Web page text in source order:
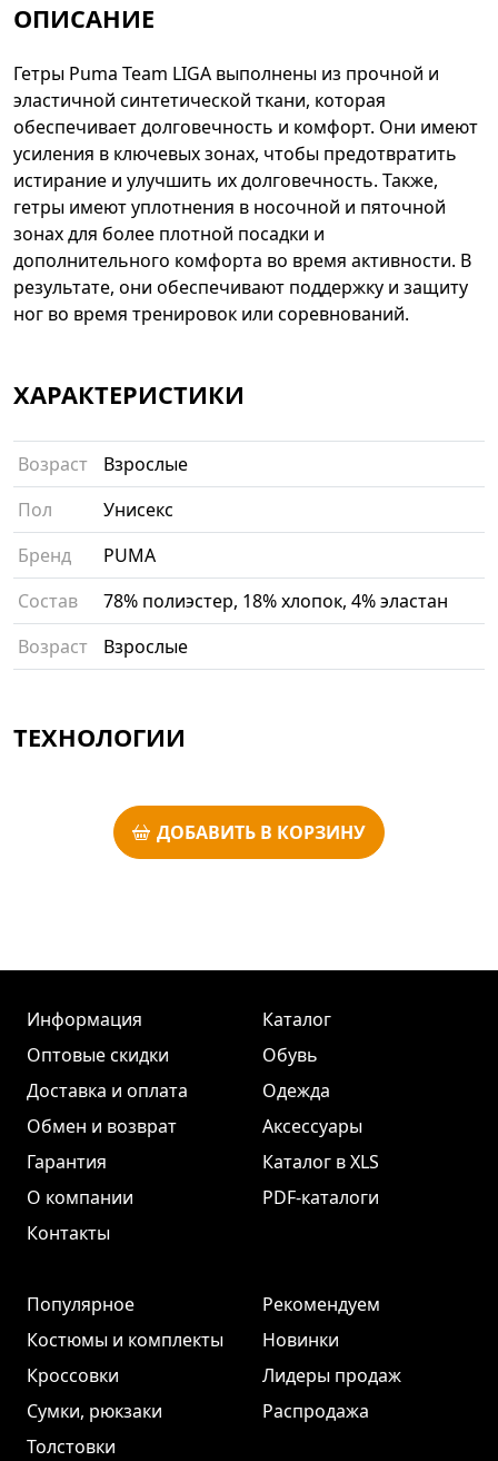
ОПИСАНИЕ
Гетры Puma Team LIGA выполнены из прочной и
эластичной синтетической ткани, которая
обеспечивает долговечность и комфорт. Они имеют
усиления в ключевых зонах, чтобы предотвратить
истирание и улучшить их долговечность. Также,
гетры имеют уплотнения в носочной и пяточной
зонах для более плотной посадки и
дополнительного комфорта во время активности. В
результате, они обеспечивают поддержку и защиту
ног во время тренировок или соревнований.
ХАРАКТЕРИСТИКИ
Возраст
Взрослые
Пол
Унисекс
Бренд
PUMA
Состав
78% полиэстер, 18% хлопок, 4% эластан
Возраст
Взрослые
ТЕХНОЛОГИИ
ДОБАВИТЬ В КОРЗИНУ
Информация
Оптовые скидки
Доставка и оплата
Обмен и возврат
Гарантия
О компании
Контакты
Каталог
Обувь
Одежда
Аксессуары
Каталог в XLS
PDF-каталоги
Популярное
Костюмы и комплекты
Кроссовки
Сумки, рюкзаки
Толстовки
Рекомендуем
Новинки
Лидеры продаж
Распродажа